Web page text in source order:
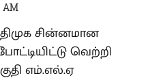
AM
சின்னமான
வெற்றி
எம்.எல்.ஏ